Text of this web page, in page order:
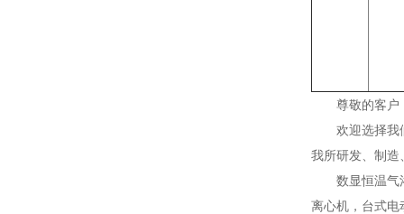
尊敬的客户
欢迎选择我
我所研发、制造
数显恒温气
离心机，台式电